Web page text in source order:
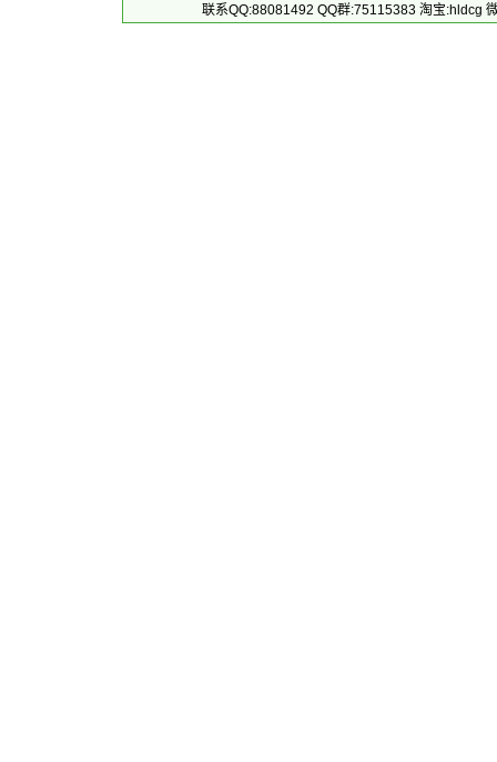
联系QQ:88081492 QQ群:75115383 淘宝:hldcg